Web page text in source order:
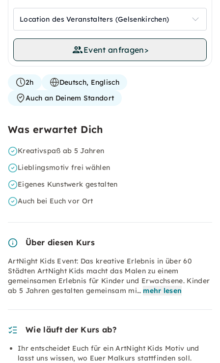
Location des Veranstalters (Gelsenkirchen)
Event anfragen>
2h
Deutsch, Englisch
Auch an Deinem Standort
Was erwartet Dich
Kreativspaß ab 5 Jahren
Lieblingsmotiv frei wählen
Eigenes Kunstwerk gestalten
Auch bei Euch vor Ort
Über diesen Kurs
ArtNight Kids Event: Das kreative Erlebnis in über 60
Städten ArtNight Kids macht das Malen zu einem
gemeinsamen Erlebnis für Kinder und Erwachsene. Kinder
ab 5 Jahren gestalten gemeinsam mi… mehr lesen
Wie läuft der Kurs ab?
Ihr entscheidet Euch für ein ArtNight Kids Motiv und
lasst uns wissen, wo Euer Malkurs stattfinden soll.